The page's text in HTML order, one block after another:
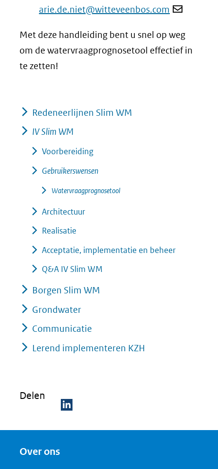
arie.de.niet@witteveenbos.com
Met deze handleiding bent u snel op weg
om de watervraagprognosetool effectief in
te zetten!
Redeneerlijnen Slim WM
IV Slim WM
Voorbereiding
Gebruikerswensen
Watervraagprognosetool
Architectuur
Realisatie
Acceptatie, implementatie en beheer
Q&A IV Slim WM
Borgen Slim WM
Grondwater
Communicatie
Lerend implementeren KZH
Delen
Over ons